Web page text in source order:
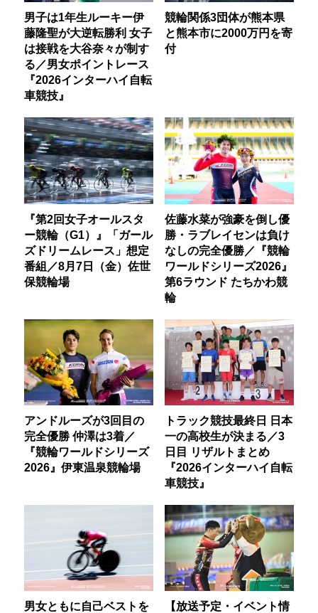
男子は1年生ルーキー伊
藤隆聖が大逆転勝利 女子
は接戦を大谷奈々が制す
る／男女ポイントレース
『2026インターハイ自転
車競技』
競輪関係3団体が熊本県
と熊本市に2000万円を寄
付
『第2回女子オールスタ
ー競輪（G1）』「ガール
ズドリームレース」想定
番組／8月7日（金）佐世
保競輪場
佐藤水菜が強豪を倒し優
勝・ラブレイセンは負け
なしの完全優勝／『競輪
ワールドシリーズ2026』
第6ラウンド たちかわ競
輪
アンドルーズが3回目の
完全優勝 仲澤は3着／
『競輪ワールドシリーズ
2026』伊東温泉競輪場
トラック競技最終日 日本
一の高校生が決まる／3
日目 リザルトまとめ
『2026インターハイ自転
車競技』
男女ともに自己ベストを
【放送予定・イベント情